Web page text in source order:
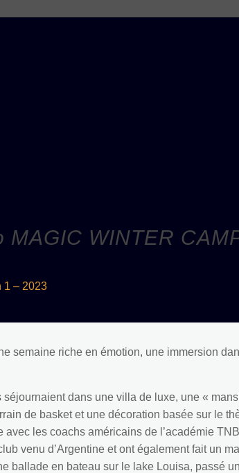
WINTER
1 – 2023
semaine riche en émotion, une immersion
dans une villa de luxe, une «
de basket et une décoration basée sur le
les coachs américains de l’académie
venu d’Argentine et ont également fait un
ballade en bateau sur le lake Louisa, passé